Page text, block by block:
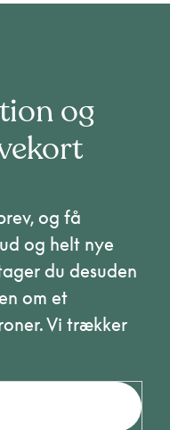
og
og få
og helt nye
du desuden
om et
Vi trækker